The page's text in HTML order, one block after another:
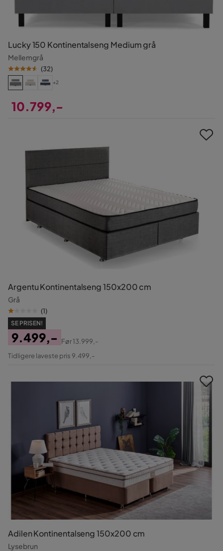
Lucky 150 Kontinentalseng Medium grå
Mellemgrå
(32)
+2
10.799,-
Argentu Kontinentalseng 150x200 cm
Grå
(1)
SE PRISEN!
Pris
9.499,-
Original
Før13.999,-
Tidligere laveste pris 9.499,-
Adilen Kontinentalseng 150x200 cm
Lysebrun